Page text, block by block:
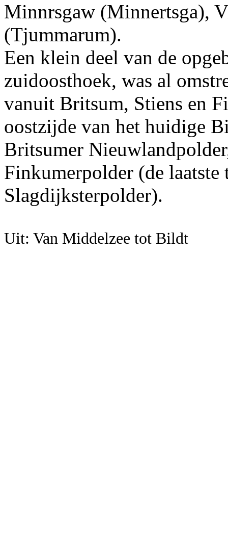
Minnrsgaw (Minnertsga),
(Tjummarum).
Een klein deel van de
zuidoosthoek, was al
vanuit Britsum, Stiens en
oostzijde van het huidige
Britsumer
Finkumerpolder (de
Slagdijksterpolder).
Uit: Van Middelzee tot Bildt